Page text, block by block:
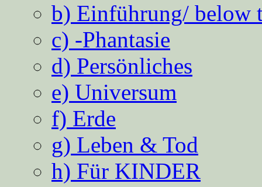
b) Einführung/ below
c) -Phantasie
d) Persönliches
e) Universum
f) Erde
g) Leben & Tod
h) Für KINDER